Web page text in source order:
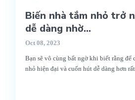
Biến nhà tắm nhỏ trở
dễ dàng nhờ...
Oct 08, 2023
Bạn sẽ vô cùng bất ngờ khi biết rằng để
nhỏ hiện đại và cuốn hút dễ dàng hơn